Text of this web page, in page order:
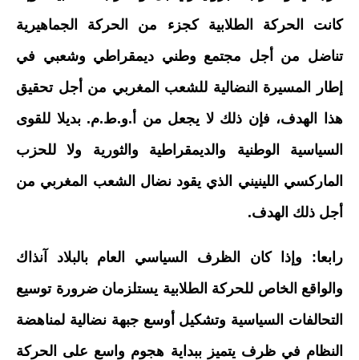
كانت الحركة الطلابية كجزء من الحركة الجماهيرية
تناضل من أجل مجتمع وطني ديمقراطي وشعبي في
إطار المسيرة النضالية للشعب المغربي من أجل تحقيق
هذا الهدف، فإن ذلك لا يجعل من أ.و.ط.م. بديلا للقوى
السياسية الوطنية والديمقراطية والثورية ولا للحزب
الماركسي اللينيني الذي يقود نضال الشعب المغربي من
أجل ذلك الهدف.
رابعا: وإذا كان الظرف السياسي العام بالبلاد آنذاك
والواقع الخاص للحركة الطلابية يستلزمان ضرورة توسيع
التحالفات السياسية وتشكيل أوسع جبهة نضالية لمناهضة
النظام في ظرف يتميز ببداية هجوم واسع على الحركة